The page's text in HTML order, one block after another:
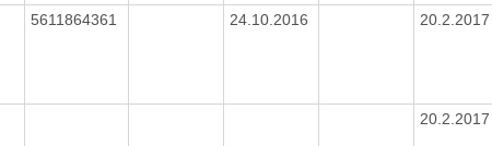
5611864361 24.10.2016